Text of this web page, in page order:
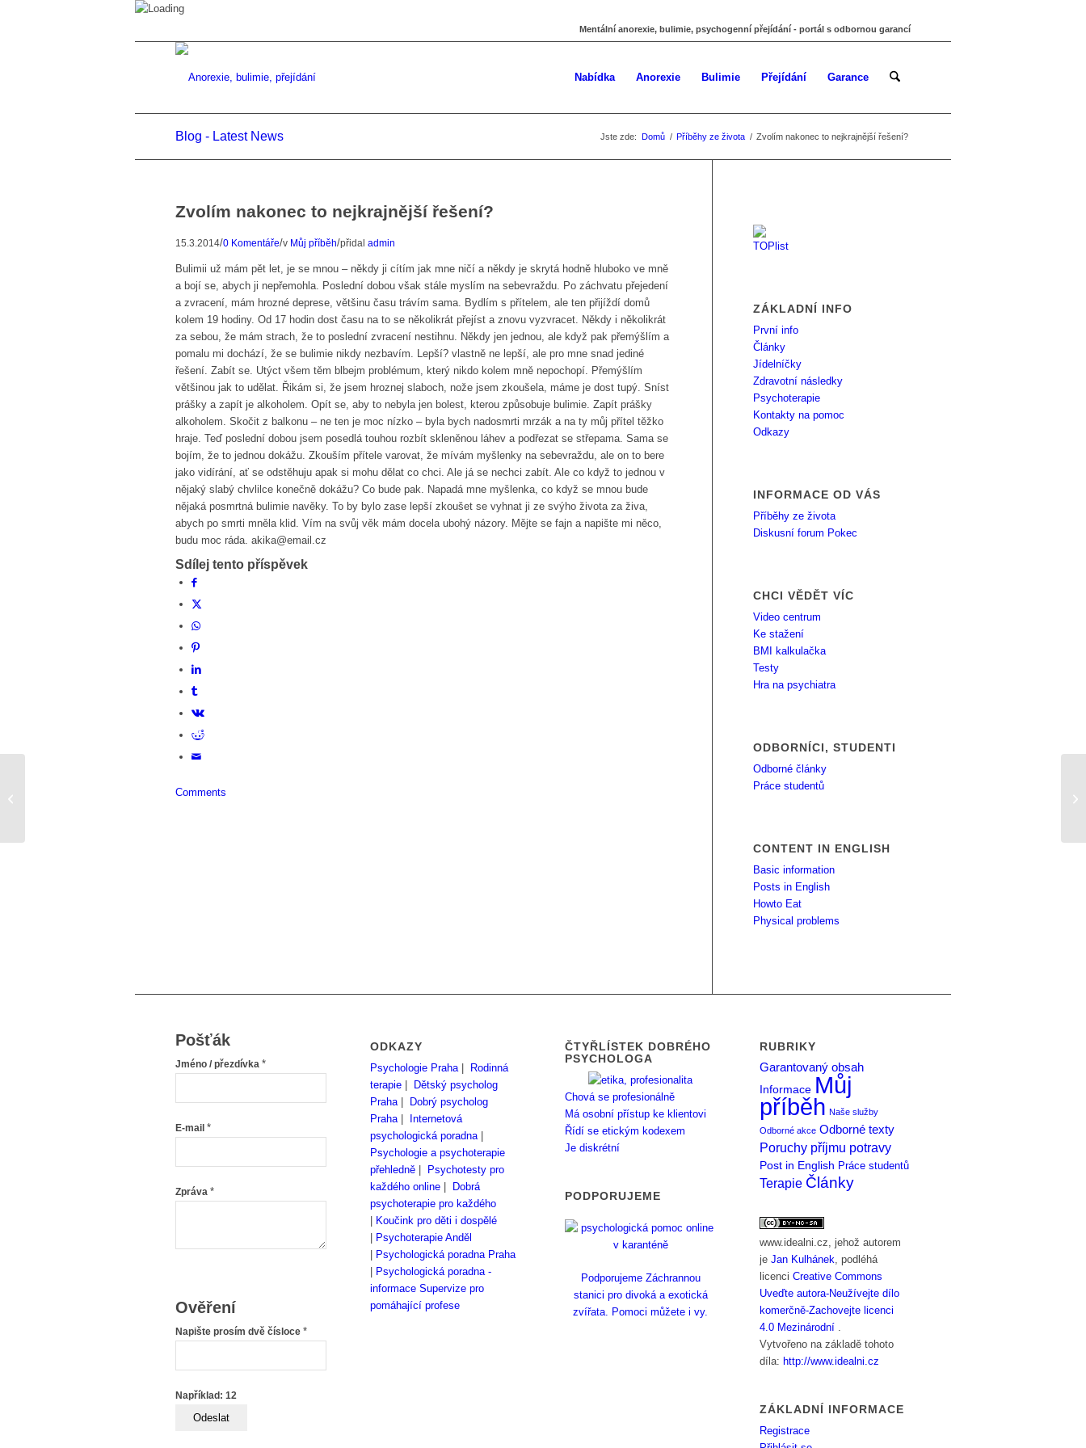
Mentální anorexie, bulimie, psychogenní přejídání - portál s odbornou garancí
Nabídka Anorexie Bulimie Přejídání Garance
Blog - Latest News Jste zde: Domů / Příběhy ze života / Zvolím nakonec to nejkrajnější řešení?
Zvolím nakonec to nejkrajnější řešení?
15.3.2014/0 Komentáře/v Můj příběh/přidal admin
Bulimii už mám pět let, je se mnou – někdy ji cítím jak mne ničí a někdy je skrytá hodně hluboko ve mně
a bojí se, abych ji nepřemohla. Poslední dobou však stále myslím na sebevraždu. Po záchvatu přejedení
a zvracení, mám hrozné deprese, většinu času trávím sama. Bydlím s přítelem, ale ten přijíždí domů
kolem 19 hodiny. Od 17 hodin dost času na to se několikrát přejíst a znovu vyzvracet. Někdy i několikrát
za sebou, že mám strach, že to poslední zvracení nestihnu. Někdy jen jednou, ale když pak přemýšlím a
pomalu mi dochází, že se bulimie nikdy nezbavím. Lepší? vlastně ne lepší, ale pro mne snad jediné
řešení. Zabít se. Utýct všem těm blbejm problémum, který nikdo kolem mně nepochopí. Přemýšlím
většinou jak to udělat. Řikám si, že jsem hroznej slaboch, nože jsem zkoušela, máme je dost tupý. Sníst
prášky a zapít je alkoholem. Opít se, aby to nebyla jen bolest, kterou způsobuje bulimie. Zapít prášky
alkoholem. Skočit z balkonu – ne ten je moc nízko – byla bych nadosmrti mrzák a na ty můj přítel těžko
hraje. Teď poslední dobou jsem posedlá touhou rozbít skleněnou láhev a podřezat se střepama. Sama se
bojím, že to jednou dokážu. Zkouším přítele varovat, že mívám myšlenky na sebevraždu, ale on to bere
jako vidírání, ať se odstěhuju apak si mohu dělat co chci. Ale já se nechci zabít. Ale co když to jednou v
nějaký slabý chvlilce konečně dokážu? Co bude pak. Napadá mne myšlenka, co když se mnou bude
nějaká posmrtná bulimie navěky. To by bylo zase lepší zkoušet se vyhnat ji ze svýho života za živa,
abych po smrti mněla klid. Vím na svůj věk mám docela ubohý názory. Mějte se fajn a napište mi něco,
budu moc ráda. akika@email.cz
Sdílej tento příspěvek
Comments
ZÁKLADNÍ INFO
První info
Články
Jídelníčky
Zdravotní následky
Psychoterapie
Kontakty na pomoc
Odkazy
INFORMACE OD VÁS
Příběhy ze života
Diskusní forum Pokec
CHCI VĚDĚT VÍC
Video centrum
Ke stažení
BMI kalkulačka
Testy
Hra na psychiatra
ODBORNÍCI, STUDENTI
Odborné články
Práce studentů
CONTENT IN ENGLISH
Basic information
Posts in English
Howto Eat
Physical problems
Pošťák
Jméno / přezdívka *
E-mail *
Zpráva *
Ověření
Napište prosím dvě čísloce *
Například: 12
ODKAZY
Psychologie Praha|
Rodinná
terapie
Dětský psycholog
Praha|
Dobrý psycholog
Praha|
Internetová
psychologická poradna|
Psychologie a psychoterapie
přehledně
Psychotesty pro
každého online
Dobrá
psychoterapie pro každého
Koučink pro děti i dospělé
Psychoterapie Anděl
Psychologická poradna Praha
Psychologická poradna -
informace Supervize pro
pomáhající profese
ČTYŘLÍSTEK DOBRÉHO
PSYCHOLOGA
Chová se profesionálně
Má osobní přístup ke klientovi
Řídí se etickým kodexem
Je diskrétní
PODPORUJEME
Podporujeme Záchrannou
stanici pro divoká a exotická
zvířata. Pomoci můžete i vy.
RUBRIKY
Garantovaný obsah
Informace Můj
příběh Naše služby
Odborné akce Odborné texty
Poruchy příjmu potravy
Post in English Práce studentů
Terapie Články
www.idealni.cz, jehož autorem
jeJan Kulhánek, podléhá
licenciCreative Commons
Uveďte autora-Neužívejte dílo
komerčně-Zachovejte licenci
4.0 Mezinárodní .
Vytvořeno na základě tohoto
díla: http://www.idealni.cz
ZÁKLADNÍ INFORMACE
Registrace